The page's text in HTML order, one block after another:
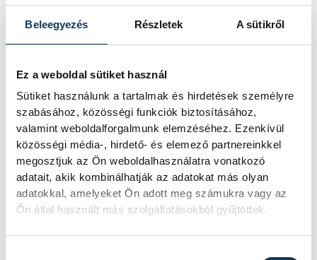
Beleegyezés Részletek A sütikről
Ez a weboldal sütiket használ
Sütiket használunk a tartalmak és hirdetések személyre
szabásához, közösségi funkciók biztosításához,
valamint weboldalforgalmunk elemzéséhez. Ezenkívül
közösségi média-, hirdető- és elemező partnereinkkel
megosztjuk az Ön weboldalhasználatra vonatkozó
adatait, akik kombinálhatják az adatokat más olyan
adatokkal, amelyeket Ön adott meg számukra vagy az
Ön által használt más szolgáltatásokból gyűjtöttek.
a magyar együttes jövő pénteken
Lengyelországgal, vasárnap
Izlanddal találkozik egyaránt 20.30-tól. A
középdöntőbe az első két helyezett jut.
Az idei lesz a 17. férfi Európa-bajnokság, és
a 15., amelyen a magyar válogatott is részt
vesz. Az eddigi legjobb szereplése a
legutóbbi, 2024-es ötödik helyezés volt, a